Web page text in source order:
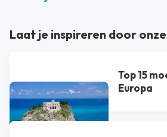
Laat je inspireren door
Top 15
Europa